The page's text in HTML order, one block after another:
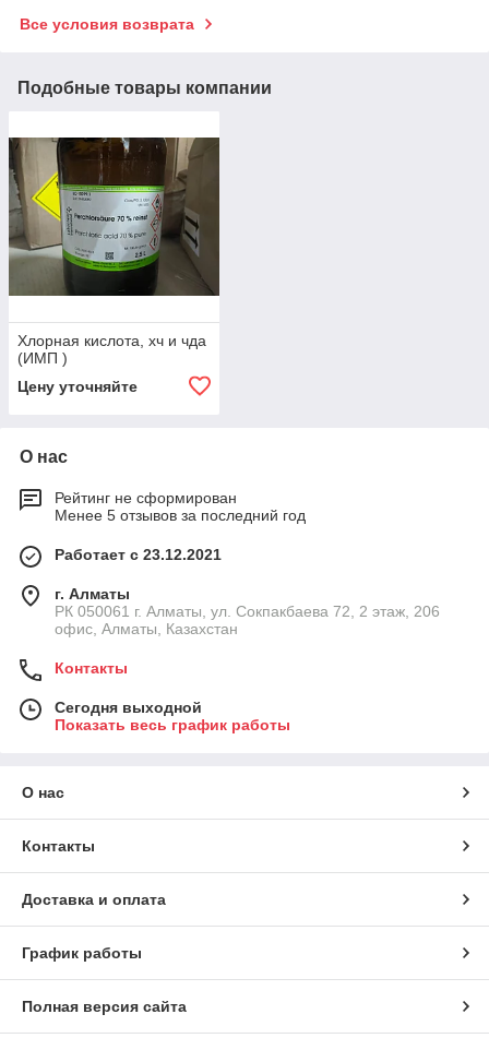
Все условия возврата
Подобные товары компании
Хлорная кислота, хч и чда
(ИМП )
Цену уточняйте
О нас
Рейтинг не сформирован
Менее 5 отзывов за последний год
Работает с 23.12.2021
г. Алматы
РК 050061 г. Алматы, ул. Сокпакбаева 72, 2 этаж, 206
офис, Алматы, Казахстан
Контакты
Сегодня выходной
Показать весь график работы
О нас
Контакты
Доставка и оплата
График работы
Полная версия сайта